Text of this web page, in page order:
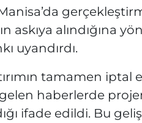
askıya alındığına
uyandırdı.
tamamen iptal
haberlerde
ifade edildi. Bu